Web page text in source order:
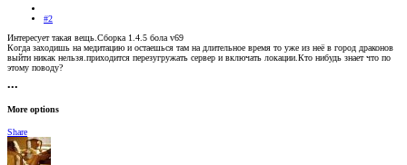
#2
Интересует такая вещь.Сборка 1.4.5 бола v69
Когда заходишь на медитацию и остаешься там на длительное время то уже из неё в город драконов
выйти никак нельзя.приходится перезугружать сервер и включать локации.Кто нибудь знает что по
этому поводу?
•••
More options
Share